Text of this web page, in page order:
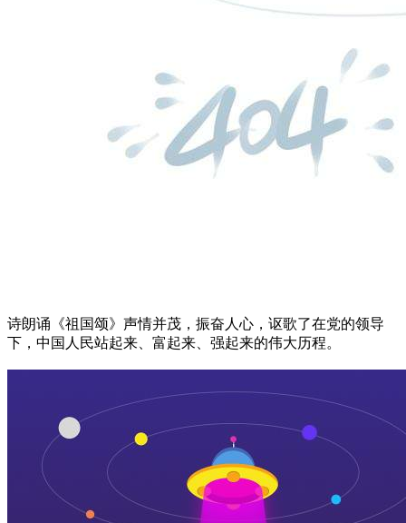
诗朗诵《祖国颂》声情并茂，振奋人心，讴歌了在党的领导
下，中国人民站起来、富起来、强起来的伟大历程。